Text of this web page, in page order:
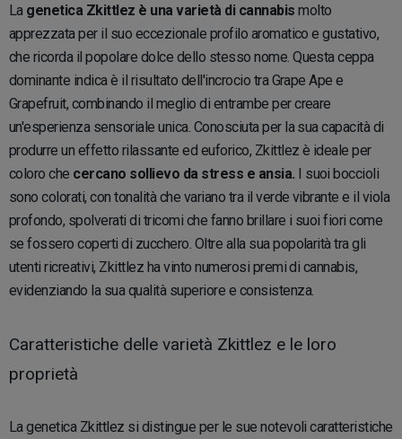
La genetica Zkittlez è una varietà di cannabis molto
apprezzata per il suo eccezionale profilo aromatico e gustativo,
che ricorda il popolare dolce dello stesso nome. Questa ceppa
dominante indica è il risultato dell'incrocio tra Grape Ape e
Grapefruit, combinando il meglio di entrambe per creare
un'esperienza sensoriale unica. Conosciuta per la sua capacità di
produrre un effetto rilassante ed euforico, Zkittlez è ideale per
coloro che cercano sollievo da stress e ansia. I suoi boccioli
sono colorati, con tonalità che variano tra il verde vibrante e il viola
profondo, spolverati di tricomi che fanno brillare i suoi fiori come
se fossero coperti di zucchero. Oltre alla sua popolarità tra gli
utenti ricreativi, Zkittlez ha vinto numerosi premi di cannabis,
evidenziando la sua qualità superiore e consistenza.
Caratteristiche delle varietà Zkittlez e le loro
proprietà
La genetica Zkittlez si distingue per le sue notevoli caratteristiche